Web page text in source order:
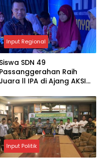
Input Regional
Siswa SDN 49
Passanggerahan Raih
Juara ll IPA di Ajang AKSI
Input Politik